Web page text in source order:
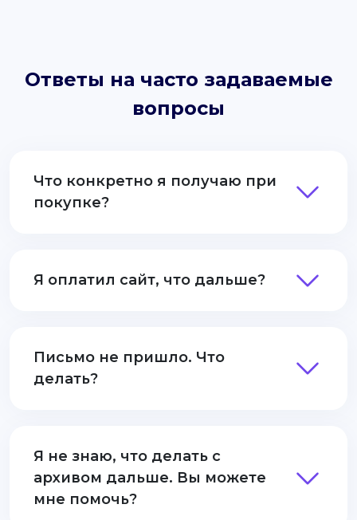
Ответы на часто задаваемые
вопросы
Что конкретно я получаю при
покупке?
Я оплатил сайт, что дальше?
Письмо не пришло. Что
делать?
Я не знаю, что делать с
архивом дальше. Вы можете
мне помочь?